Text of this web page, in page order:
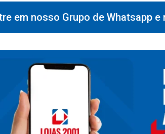
em nosso Grupo de Whatsapp